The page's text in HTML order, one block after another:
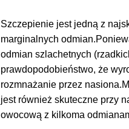
Szczepienie jest jedną z
marginalnych
odmian szlachetnych
prawdopodobieństwo, że
rozmnażanie przez
jest również skuteczne przy
owocową z kilkoma